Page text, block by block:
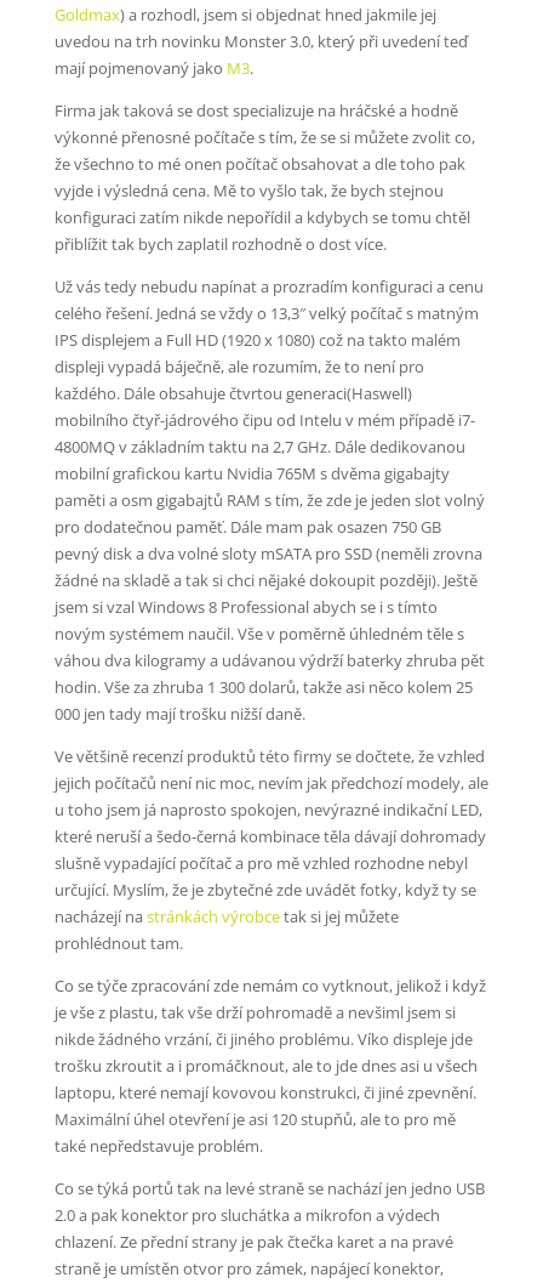
Goldmax) a rozhodl, jsem si objednat hned jakmile jej
uvedou na trh novinku Monster 3.0, který při uvedení teď
mají pojmenovaný jako M3.
Firma jak taková se dost specializuje na hráčské a hodně
výkonné přenosné počítače s tím, že se si můžete zvolit co,
že všechno to mé onen počítač obsahovat a dle toho pak
vyjde i výsledná cena. Mě to vyšlo tak, že bych stejnou
konfiguraci zatím nikde nepořídil a kdybych se tomu chtěl
přiblížit tak bych zaplatil rozhodně o dost více.
Už vás tedy nebudu napínat a prozradím konfiguraci a cenu
celého řešení. Jedná se vždy o 13,3″ velký počítač s matným
IPS displejem a Full HD (1920 x 1080) což na takto malém
displeji vypadá báječně, ale rozumím, že to není pro
každého. Dále obsahuje čtvrtou generaci(Haswell)
mobilního čtyř-jádrového čipu od Intelu v mém případě i7-
4800MQ v základním taktu na 2,7 GHz. Dále dedikovanou
mobilní grafickou kartu Nvidia 765M s dvěma gigabajty
paměti a osm gigabajtů RAM s tím, že zde je jeden slot volný
pro dodatečnou paměť. Dále mam pak osazen 750 GB
pevný disk a dva volné sloty mSATA pro SSD (neměli zrovna
žádné na skladě a tak si chci nějaké dokoupit později). Ještě
jsem si vzal Windows 8 Professional abych se i s tímto
novým systémem naučil. Vše v poměrně úhledném těle s
váhou dva kilogramy a udávanou výdrží baterky zhruba pět
hodin. Vše za zhruba 1 300 dolarů, takže asi něco kolem 25
000 jen tady mají trošku nižší daně.
Ve většině recenzí produktů této firmy se dočtete, že vzhled
jejich počítačů není nic moc, nevím jak předchozí modely, ale
u toho jsem já naprosto spokojen, nevýrazné indikační LED,
které neruší a šedo-černá kombinace těla dávají dohromady
slušně vypadající počítač a pro mě vzhled rozhodne nebyl
určující. Myslím, že je zbytečné zde uvádět fotky, když ty se
nacházejí nastránkách výrobcetak si jej můžete
prohlédnout tam.
Co se týče zpracování zde nemám co vytknout, jelikož i když
je vše z plastu, tak vše drží pohromadě a nevšiml jsem si
nikde žádného vrzání, či jiného problému. Víko displeje jde
trošku zkroutit a i promáčknout, ale to jde dnes asi u všech
laptopu, které nemají kovovou konstrukci, či jiné zpevnění.
Maximální úhel otevření je asi 120 stupňů, ale to pro mě
také nepředstavuje problém.
Co se týká portů tak na levé straně se nachází jen jedno USB
2.0 a pak konektor pro sluchátka a mikrofon a výdech
chlazení. Ze přední strany je pak čtečka karet a na pravé
straně je umístěn otvor pro zámek, napájecí konektor,